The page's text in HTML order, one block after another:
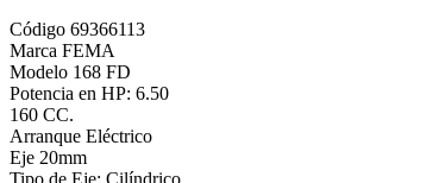
Código 69366113
Marca FEMA
Modelo 168 FD
Potencia en HP: 6.50
160 CC.
Arranque Eléctrico
Eje 20mm
Tipo de Eje: Cilíndrico